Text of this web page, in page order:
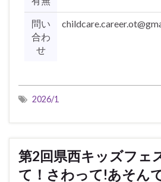
問い
合わ
せ
2026/1
第2回県西キッズフ
て！さわって!あそん